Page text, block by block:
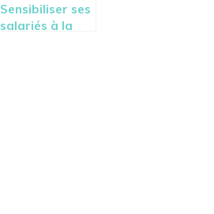
Sensibiliser ses
salariés à la